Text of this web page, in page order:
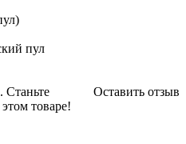
пул
Оставить отзыв
Станьте
товаре!